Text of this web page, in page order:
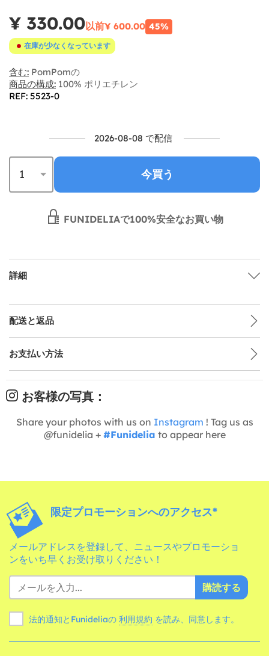
¥ 330.00以前¥ 600.00 45%
在庫が少なくなっています
含む: PomPomの
商品の構成: 100% ポリエチレン
REF: 5523-0
2026-08-08 で配信
今買う
FUNIDELIAで100%安全なお買い物
詳細
配送と返品
お支払い方法
お客様の写真：
Share your photos with us on Instagram ! Tag us as
@funidelia + #Funidelia to appear here
限定プロモーションへのアクセス*
メールアドレスを登録して、ニュースやプロモーショ
ンをいち早くお受け取りください！
購読する
法的通知とFunideliaの 利用規約 を読み、同意します。